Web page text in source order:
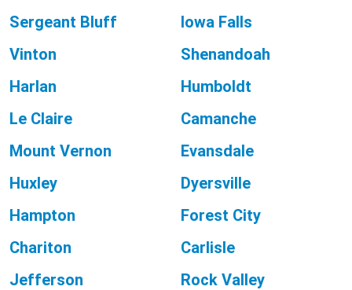
Sergeant Bluff
Iowa Falls
Vinton
Shenandoah
Harlan
Humboldt
Le Claire
Camanche
Mount Vernon
Evansdale
Huxley
Dyersville
Hampton
Forest City
Chariton
Carlisle
Jefferson
Rock Valley